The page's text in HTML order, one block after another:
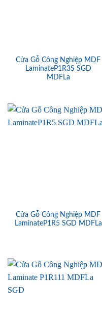
Cửa Gỗ Công Nghiệp MDF
LaminateP1R3S SGD
MDFLa
Cửa Gỗ Công Nghiệp MDF
LaminateP1R5 SGD MDFLa